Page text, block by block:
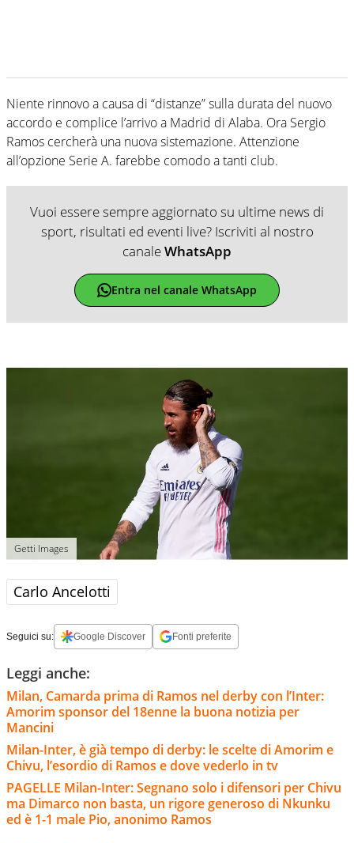
Niente rinnovo a causa di “distanze” sulla durata del nuovo
accordo e complice l’arrivo a Madrid di Alaba. Ora Sergio
Ramos cercherà una nuova sistemazione. Attenzione
all’opzione Serie A. farebbe comodo a tanti club.
Vuoi essere sempre aggiornato su ultime news di
sport, risultati ed eventi live? Iscriviti al nostro
canaleWhatsApp
Entra nel canale WhatsApp
Getti Images
Carlo Ancelotti
Seguici su: Google Discover Fonti preferite
Leggi anche:
Milan, Camarda prima di Ramos nel derby con l’Inter:
Amorim sponsor del 18enne la buona notizia per
Mancini
Milan-Inter, è già tempo di derby: le scelte di Amorim e
Chivu, l’esordio di Ramos e dove vederlo in tv
PAGELLE Milan-Inter: Segnano solo i difensori per Chivu
ma Dimarco non basta, un rigore generoso di Nkunku
ed è 1-1 male Pio, anonimo Ramos